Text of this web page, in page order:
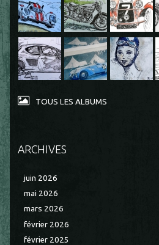
TOUS LES ALBUMS
ARCHIVES
juin 2026
mai 2026
mars 2026
février 2026
février 2025